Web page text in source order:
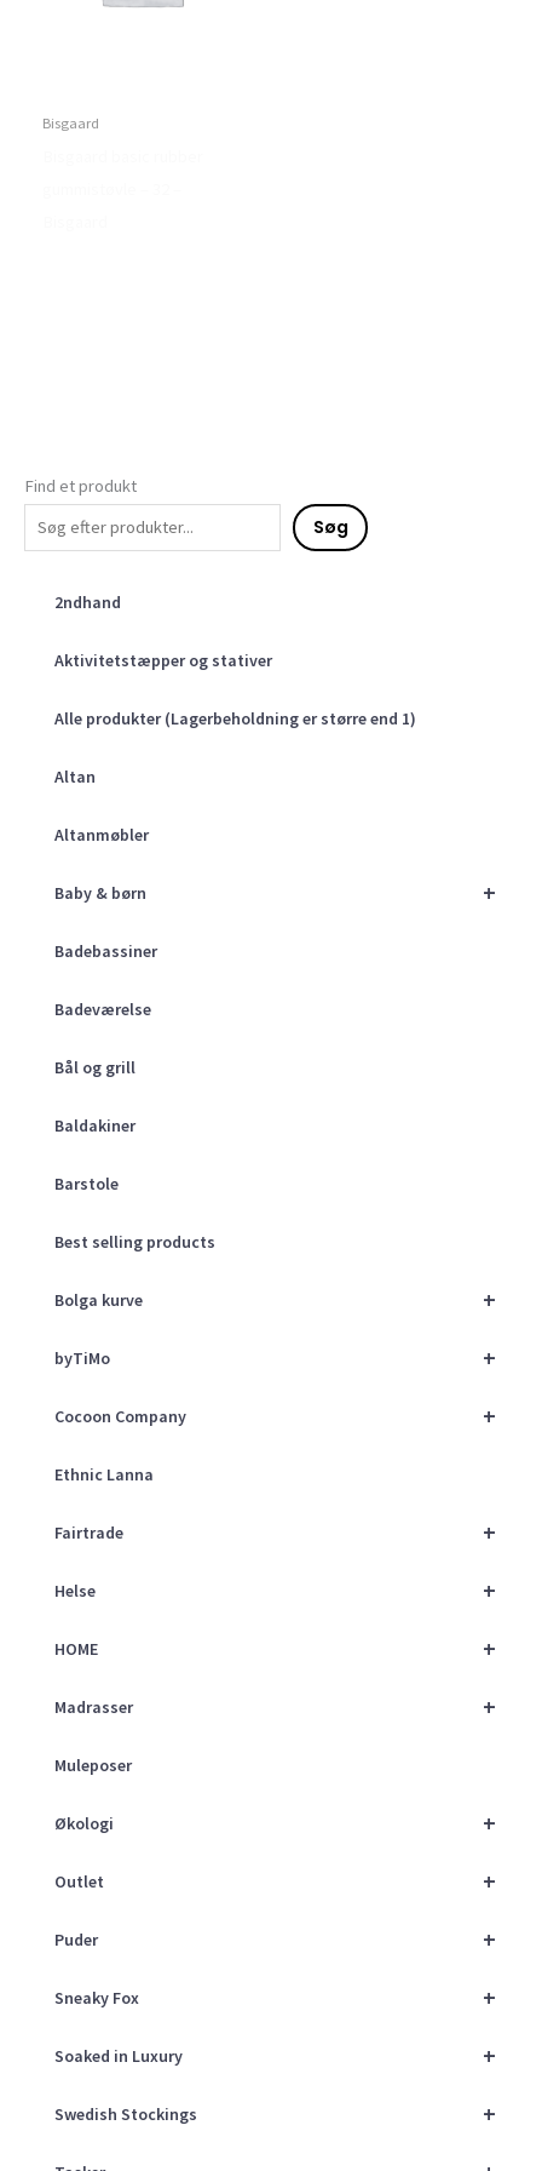
Find et produkt
Søg
2ndhand
Aktivitetstæpper og stativer
Alle produkter (Lagerbeholdning er større end 1)
Altan
Altanmøbler
+
Baby & børn
Badebassiner
Badeværelse
Bål og grill
Baldakiner
Barstole
Best selling products
+
Bolga kurve
+
byTiMo
+
Cocoon Company
Ethnic Lanna
+
Fairtrade
+
Helse
+
HOME
+
Madrasser
Muleposer
+
Økologi
+
Outlet
+
Puder
+
Sneaky Fox
+
Soaked in Luxury
+
Swedish Stockings
Bisgaard